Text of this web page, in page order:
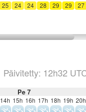
25 24 24 28 29 29 27
Päivitetty: 12h32
Pe 7
14h 15h 16h 17h 18h 19h 20h